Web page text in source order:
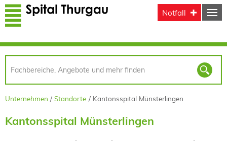
Direkt zum Inhalt
Notfall
Unternehmen Standorte Kantonsspital Münsterlingen
Kantonsspital Münsterlingen